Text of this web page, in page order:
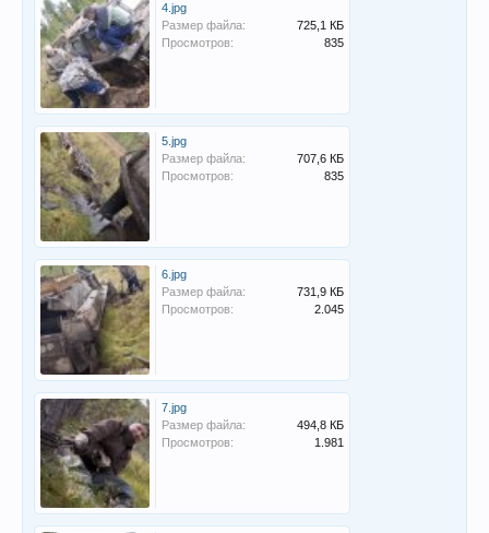
4.jpg
Размер файла:
725,1 КБ
Просмотров:
835
5.jpg
Размер файла:
707,6 КБ
Просмотров:
835
6.jpg
Размер файла:
731,9 КБ
Просмотров:
2.045
7.jpg
Размер файла:
494,8 КБ
Просмотров:
1.981